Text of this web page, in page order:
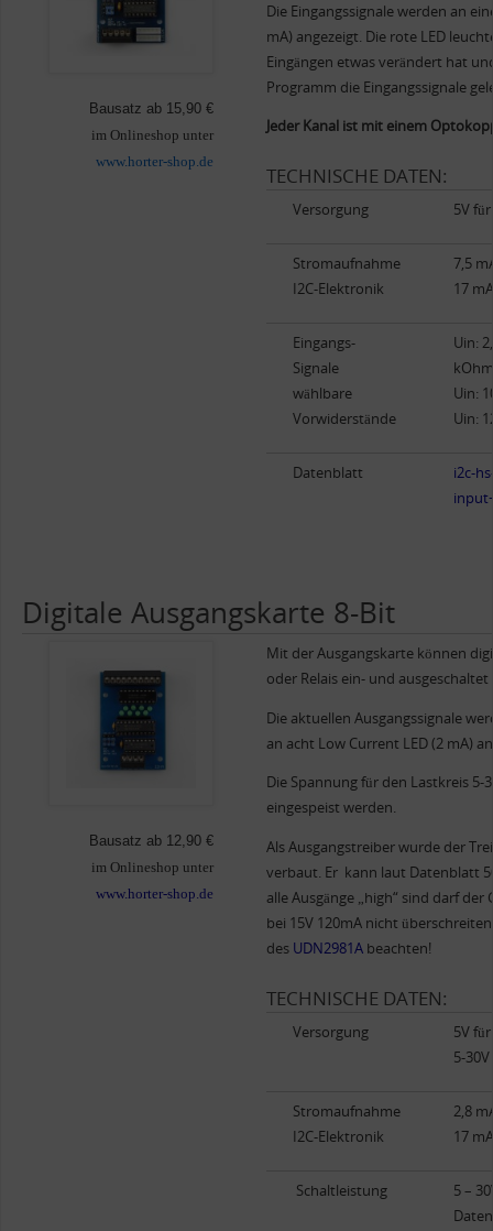
Bausatz ab 15,90 €
im Onlineshop unter
www.horter-shop.de
Die Eingangssignale werden an
mA) angezeigt. Die rote LED
Eingängen etwas verändert hat
Programm die Eingangssignale
Jeder Kanal ist mit einem
TECHNISCHE DATEN:
Versorgung 5V
Stromaufnahme
I2C-Elektronik
7,5
17
Eingangs-
Signale
wählbare
Vorwiderstände
Uin:
kOhm
Uin:
Uin:
Datenblatt
i2c-
Digitale Ausgangskarte 8-Bit
Bausatz ab 12,90 €
im Onlineshop unter
www.horter-shop.de
Mit der Ausgangskarte können
oder Relais ein- und
Die aktuellen Ausgangssignale
an acht Low Current LED (2 mA)
Die Spannung für den Lastkreis
eingespeist werden.
Als Ausgangstreiber wurde der
verbaut. Er kann laut Datenblatt
alle Ausgänge „high“ sind darf
bei 15V 120mA nicht
des UDN2981A beachten!
TECHNISCHE DATEN:
Versorgung
5V
5-
Stromaufnahme
I2C-Elektronik
2,8
17
Schaltleistung
5 –